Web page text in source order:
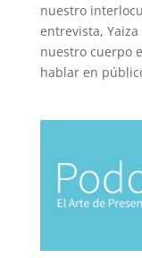
nuestro
entrevista,
nuestro cuerpo
hablar en